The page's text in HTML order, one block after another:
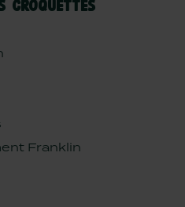
Franklin